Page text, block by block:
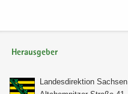
Herausgeber
Lan­des­di­rek­ti­on Sach­sen